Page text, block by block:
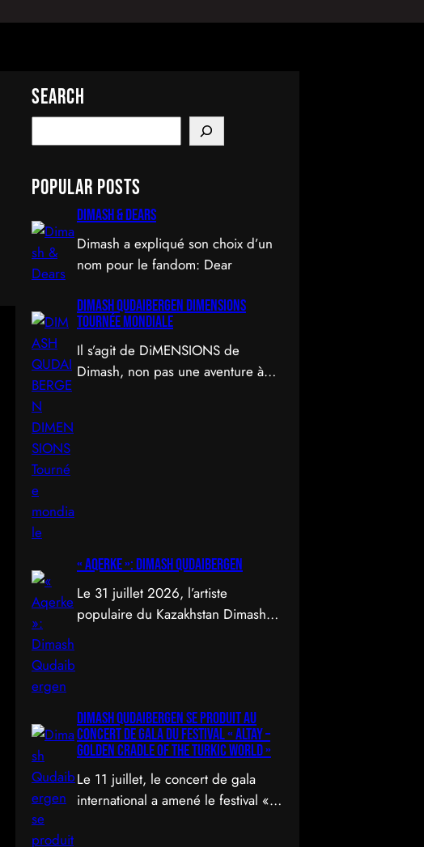
Search
e
r
h
Popular Posts
Dimash & Dears
Dimash a expliqué son choix d’un
nom pour le fandom: Dear
DIMASH QUDAIBERGEN DIMENSIONS
Tournée mondiale
Il s’agit de DiMENSIONS de
Dimash, non pas une aventure à
« Aqerke »: Dimash Qudaibergen
Le 31 juillet 2026, l’artiste
populaire du Kazakhstan Dimash
officielle.
Dimash Qudaibergen se produit au
concert de gala du Festival « Altay –
Golden Cradle of the Turkic World »
Le 11 juillet, le concert de gala
international a amené le festival «